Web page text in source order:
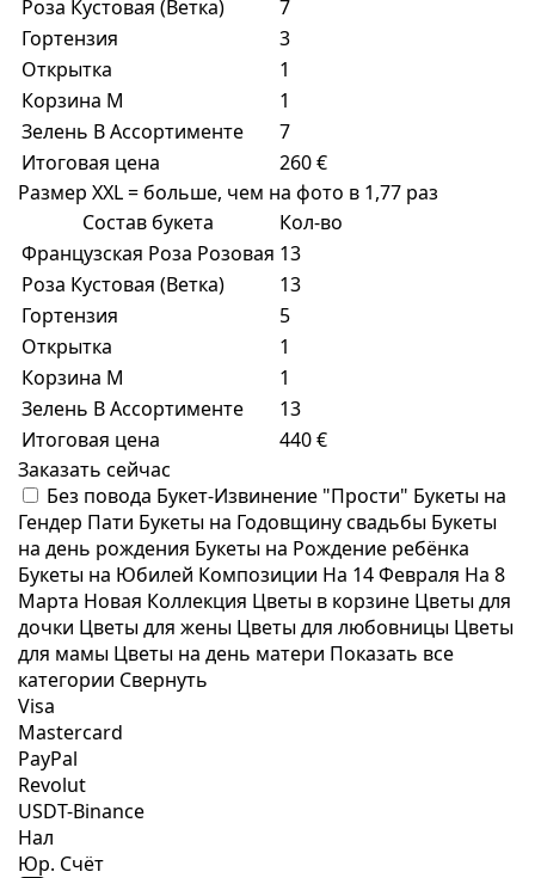
Роза Кустовая (Ветка)
7
Гортензия
3
Открытка
1
Корзина M
1
Зелень В Ассортименте
7
Итоговая цена
260 €
Размер XXL = больше, чем на фото в 1,77 раз
Состав букета
Кол-во
Французская Роза Розовая 13
Роза Кустовая (Ветка)
13
Гортензия
5
Открытка
1
Корзина M
1
Зелень В Ассортименте
13
Итоговая цена
440 €
Заказать сейчас
Без повода Букет-Извинение "Прости" Букеты на
Гендер Пати Букеты на Годовщину свадьбы Букеты
на день рождения Букеты на Рождение ребёнка
Букеты на Юбилей Композиции На 14 Февраля На 8
Марта Новая Коллекция Цветы в корзине Цветы для
дочки Цветы для жены Цветы для любовницы Цветы
для мамы Цветы на день матери Показать все
категории Свернуть
Visa
Mastercard
PayPal
Revolut
USDT-Binance
Нал
Юр. Счёт